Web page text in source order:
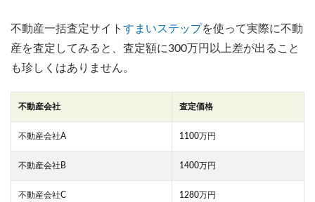
不動産一括査定サイト すまいステップを使って実際に不動
産を査定してみると、査定額に300万円以上差が出ること
も珍しくはありません。
不動産会社 査定価格
不動産会社A 1100万円
不動産会社B 1400万円
不動産会社C 1280万円